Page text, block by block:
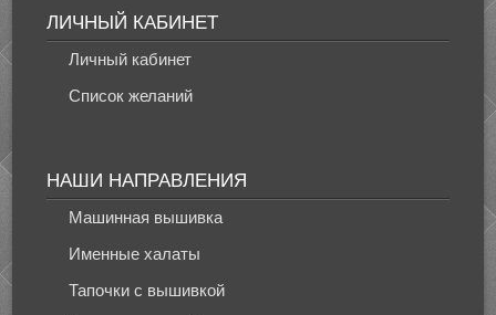
ЛИЧНЫЙ КАБИНЕТ
Личный кабинет
Список желаний
НАШИ НАПРАВЛЕНИЯ
Машинная вышивка
Именные халаты
Тапочки с вышивкой